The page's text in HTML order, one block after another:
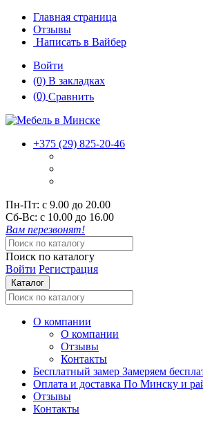
Главная страница
Отзывы
Написать в Вайбер
Войти
(0) В закладках
(0) Сравнить
+375 (29) 825-20-46
Пн-Пт: с 9.00 до 20.00
Cб-Вс: с 10.00 до 16.00
Вам перезвонят!
Поиск по каталогу
Войти Регистрация
Каталог
О компании
О компании
Отзывы
Контакты
Бесплатный замер Замеряем
Оплата и доставка По Минску и
Отзывы
Контакты